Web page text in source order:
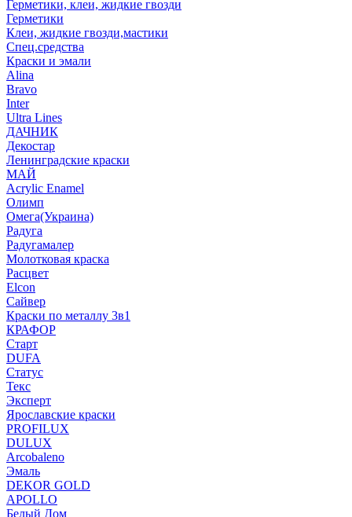
Герметики, клеи, жидкие гвозди
Герметики
Клеи, жидкие гвозди,мастики
Спец.средства
Краски и эмали
Alina
Bravo
Inter
Ultra Lines
ДАЧНИК
Декостар
Ленинградские краски
МАЙ
Acrylic Enamel
Олимп
Омега(Украина)
Радуга
Радугамалер
Молотковая краска
Расцвет
Elcon
Сайвер
Краски по металлу 3в1
КРАФОР
Старт
DUFA
Статус
Текс
Эксперт
Ярославские краски
PROFILUX
DULUX
Arcobaleno
Эмаль
DEKOR GOLD
APOLLO
Белый Дом